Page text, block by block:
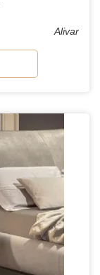
Alivar